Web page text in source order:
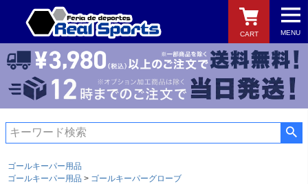
MENU
CART
検索
ゴールキーパー用品
ゴールキーパー用品
ゴールキーパーグローブ